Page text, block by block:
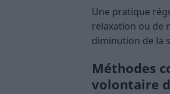
Une pratique
relaxation ou de
diminution de la
Méthodes
volontaire